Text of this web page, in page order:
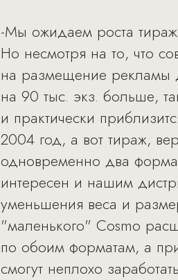
-Мы ожидаем роста
Но несмотря на то, что
на размещение рекламы
на 90 тыс. экз. больше,
и практически
2004 год, а вот тираж,
одновременно два
интересен и нашим
уменьшения веса и
"маленького" Cosmo
по обоим форматам, а
смогут неплохо